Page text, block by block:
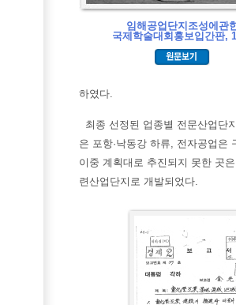
임해공업단지조성에관
국제학술대회홍보입간판,
하였다.
최종 선정된 업종별 전문산업단
은 포항·낙동강 하류, 전자공업은
이중 계획대로 추진되지 못한 곳
련산업단지로 개발되었다.